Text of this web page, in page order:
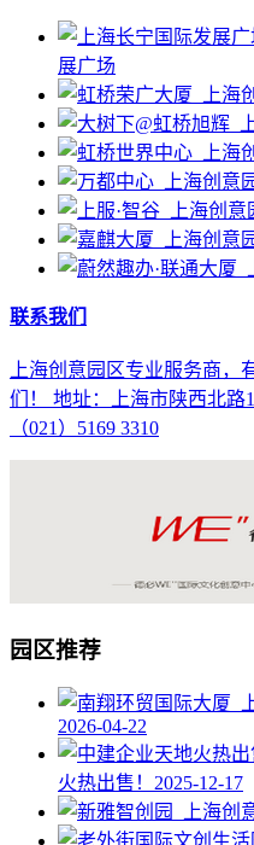
展广场
联系我们
上海创意园区专业服务商
们！ 地址：上海市陕西北路
（021）5169 3310
园区推荐
2026-04-22
火热出售！ 2025-12-17